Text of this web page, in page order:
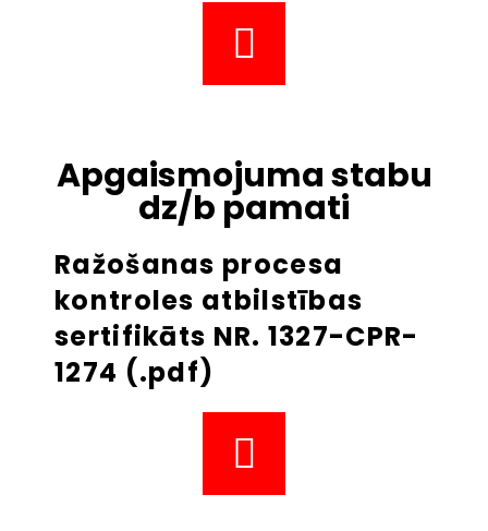
Apgaismojuma stabu
dz/b pamati
Ražošanas procesa
kontroles atbilstības
sertifikāts NR. 1327-CPR-
1274 (.pdf)